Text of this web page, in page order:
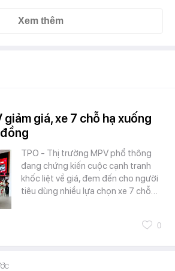
Xem thêm
giảm giá, xe 7 chỗ hạ xuống
TPO - Thị trường MPV phổ thông
đang chứng kiến cuộc cạnh tranh
khốc liệt về giá, đem đến cho người
tiêu dùng nhiều lựa chọn xe 7 chỗ…
0